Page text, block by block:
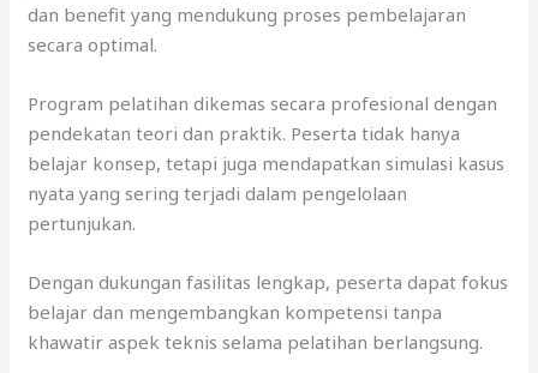
dan benefit yang mendukung proses pembelajaran
secara optimal.
Program pelatihan dikemas secara profesional dengan
pendekatan teori dan praktik. Peserta tidak hanya
belajar konsep, tetapi juga mendapatkan simulasi kasus
nyata yang sering terjadi dalam pengelolaan
pertunjukan.
Dengan dukungan fasilitas lengkap, peserta dapat fokus
belajar dan mengembangkan kompetensi tanpa
khawatir aspek teknis selama pelatihan berlangsung.